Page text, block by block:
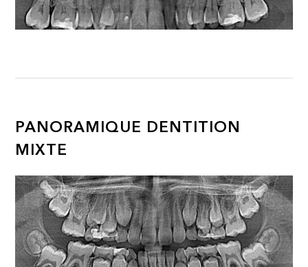
PANORAMIQUE DENTITION
MIXTE